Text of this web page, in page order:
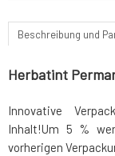
Beschreibung und
Herbatint
Innovative
Inhalt!Um 5 %
vorherigen